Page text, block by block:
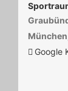
München
Google